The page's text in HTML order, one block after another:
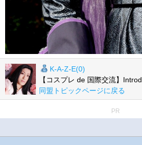
K-A-Z-E(0)
【コスプレ de 国際交流】
同盟トピックページに戻る
PR